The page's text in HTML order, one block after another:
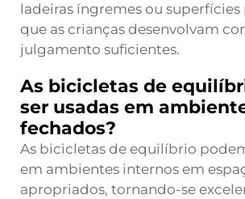
ladeiras íngremes ou superfícies
que as crianças desenvolvam
julgamento suficientes.
As bicicletas de
ser usadas em
fechados?
As bicicletas de equilíbrio
em ambientes internos em
apropriados, tornando-se